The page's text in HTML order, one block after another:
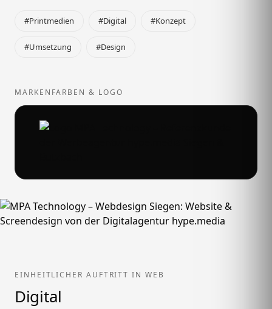
#Printmedien #Digital #Konzept
#Umsetzung #Design
MARKENFARBEN & LOGO
EINHEITLICHER AUFTRITT IN WEB
Digital